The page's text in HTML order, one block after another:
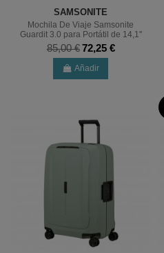
SAMSONITE
Mochila De Viaje Samsonite
Guardit 3.0 para Portátil de 14,1''
85,00 € 72,25 €
Añadir